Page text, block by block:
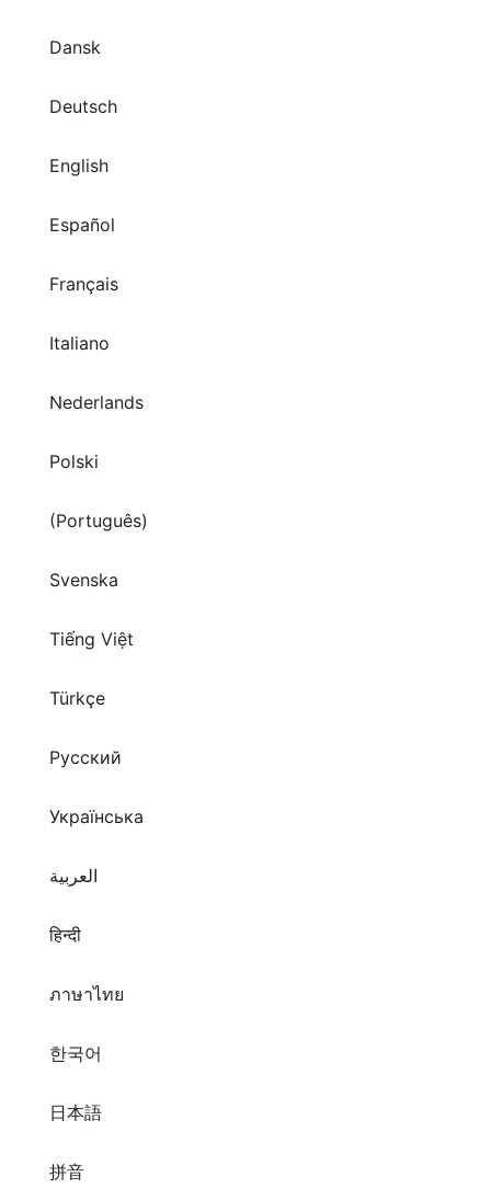
Dansk
Deutsch
English
Español
Français
Italiano
Nederlands
Polski
(Português)
Svenska
Tiếng Việt
Türkçe
Русский
Українська
العربية
हिन्दी
ภาษาไทย
한국어
日本語
拼音